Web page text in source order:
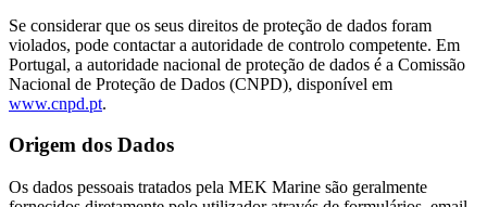
Se considerar que os seus direitos de proteção de dados foram
violados, pode contactar a autoridade de controlo competente. Em
Portugal, a autoridade nacional de proteção de dados é a Comissão
Nacional de Proteção de Dados (CNPD), disponível em
www.cnpd.pt.
Origem dos Dados
Os dados pessoais tratados pela MEK Marine são geralmente